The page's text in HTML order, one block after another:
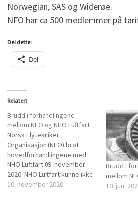
Norwegian, SAS og Widerøe.
NFO har ca 500 medlemmer på
Del dette:
Del
Relatert
Brudd i forhandlingene
mellom NFO og NHO Luftfart
Norsk Flytekniker
Organisasjon (NFO) brøt
hovedforhandlingene med
NHO Luftfart 09. november
2020. NHO Luftfart kunne ikke
imøtekomme NFO på noen av
10. november 2020
Brudd i
mellom
10. juni